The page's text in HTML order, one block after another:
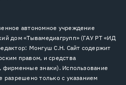
автономное учреждение
дом «Тывамедиагрупп» (ГАУ РТ «ИД
Монгуш С.Н. Сайт содержит
правом, и средства
фирменные знаки). Использование
разрешено только с указанием